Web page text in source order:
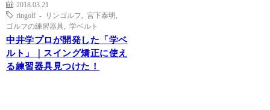
2018.03.21
ringolf - リンゴルフ
宮下泰明
ゴルフの練習器具
学ベルト
中井学プロが開発した「学ベ
ルト」｜スイング矯正に使え
る練習器具見つけた！